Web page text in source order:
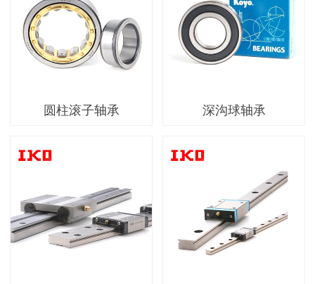
圆柱滚子轴承 深沟球轴承